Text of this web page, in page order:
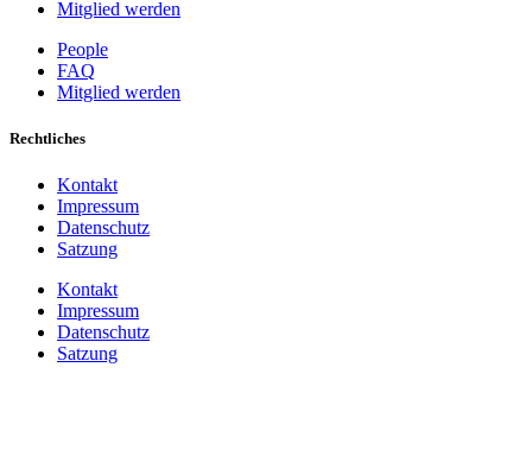
Mitglied werden
People
FAQ
Mitglied werden
Rechtliches
Kontakt
Impressum
Datenschutz
Satzung
Kontakt
Impressum
Datenschutz
Satzung